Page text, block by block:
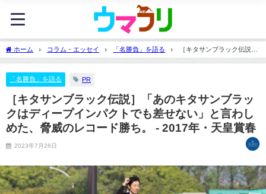
ホーム コラム・エッセイ 「名勝負」を語る
［キタサンブラック伝説］
「あのキタサンブラックはディープインパクトでも差せない」と言わしめた、脅威の
「名勝負」を語る
PR
［キタサンブラック伝説］「あのキタサンブラッ
クはディープインパクトでも差せない」と言わし
めた、脅威のレコード勝ち。 - 2017年・天皇賞春
2023年7月26日